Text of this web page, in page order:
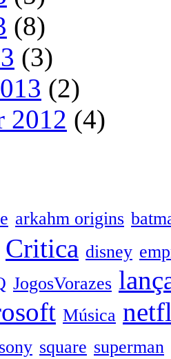
(8)
(3)
(2)
2012 (4)
arkahm origins
Critica disney
JogosVorazes
Música
sony square superman